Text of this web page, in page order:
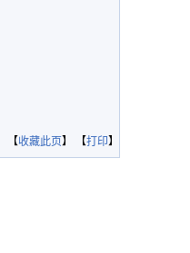
【收藏此页】 【打印】